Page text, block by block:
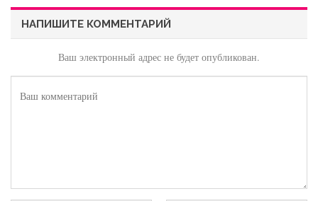
НАПИШИТЕ КОММЕНТАРИЙ
Ваш электронный адрес не будет опубликован.